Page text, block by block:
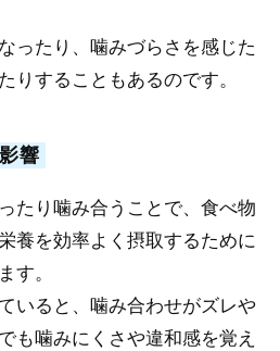
ったり、噛みづらさを感じた
りすることもあるのです。
響
たり噛み合うことで、食べ物
養を効率よく摂取するために
す。
いると、噛み合わせがズレや
も噛みにくさや違和感を覚え